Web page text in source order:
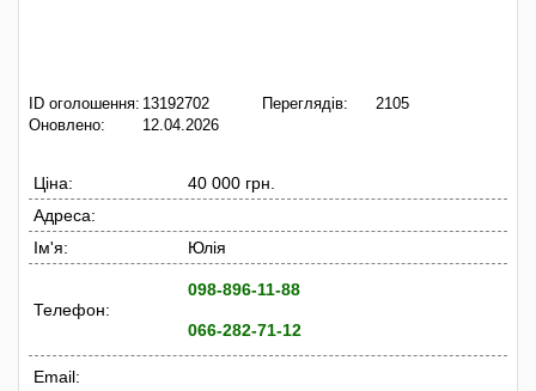
ID оголошення: 13192702
Оновлено:
12.04.2026
Переглядів: 2105
Ціна:
40 000 грн.
Адреса:
Ім'я:
Юлія
Телефон:
098-896-11-88
066-282-71-12
Email: